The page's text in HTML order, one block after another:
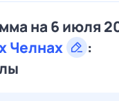
на 6 июля
Челнах
: